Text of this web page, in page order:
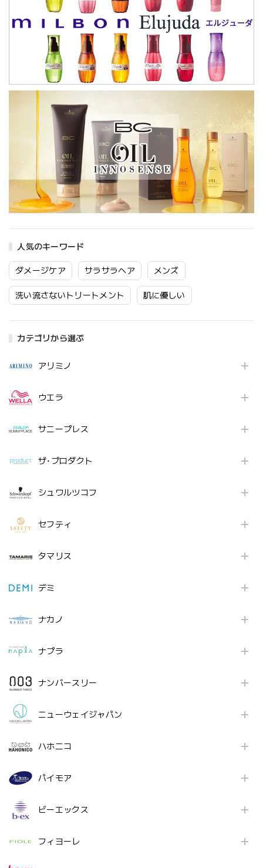
人気のキーワード
ダメージケア サラサラヘア メンズ
洗い流さないトリートメント 肌に優しい
カテゴリから選ぶ
アリミノ
ウエラ
サニープレス
ザ･プロダクト
シュワルツコフ
セフティ
タマリス
デミ
ナカノ
ナプラ
ナンバースリー
ニューウェイジャパン
ハホニコ
パイモア
ビーエックス
フィヨーレ